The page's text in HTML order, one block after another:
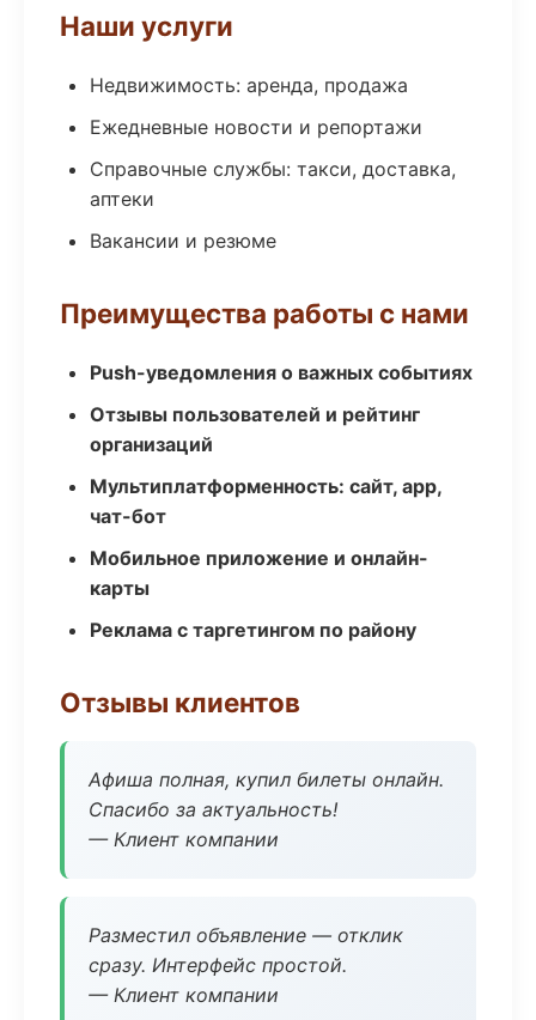
Наши услуги
Недвижимость: аренда, продажа
Ежедневные новости и репортажи
Справочные службы: такси, доставка,
аптеки
Вакансии и резюме
Преимущества работы с нами
Push-уведомления о важных событиях
Отзывы пользователей и рейтинг
организаций
Мультиплатформенность: сайт, app,
чат-бот
Мобильное приложение и онлайн-
карты
Реклама с таргетингом по району
Отзывы клиентов
Афиша полная, купил билеты онлайн.
Спасибо за актуальность!
— Клиент компании
Разместил объявление — отклик
сразу. Интерфейс простой.
— Клиент компании